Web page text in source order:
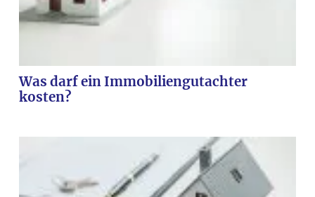
Was darf ein Immobiliengutachter
kosten?